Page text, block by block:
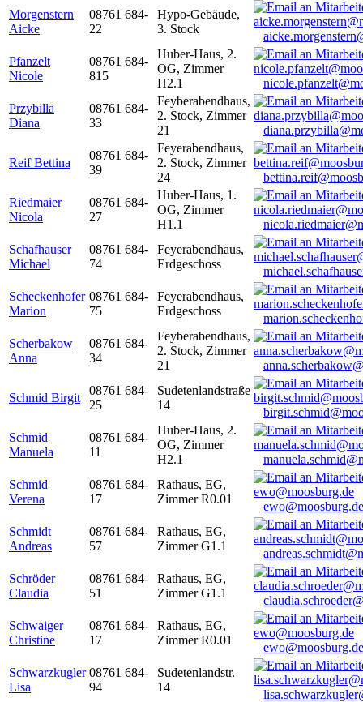
Morgenstern
Aicke
08761 684-
22
Hypo-Gebäude,
3. Stock
Pfanzelt
Nicole
08761 684-
815
Huber-Haus, 2.
OG, Zimmer
H2.1
Przybilla
Diana
08761 684-
33
Feyberabendhaus,
2. Stock, Zimmer
21
Reif Bettina
08761 684-
39
Feyerabendhaus,
2. Stock, Zimmer
24
Riedmaier
Nicola
08761 684-
27
Huber-Haus, 1.
OG, Zimmer
H1.1
Schafhauser
Michael
08761 684-
74
Feyerabendhaus,
Erdgeschoss
Scheckenhofer
Marion
08761 684-
75
Feyerabendhaus,
Erdgeschoss
Scherbakow
Anna
08761 684-
34
Feyberabendhaus,
2. Stock, Zimmer
21
Schmid Birgit
08761 684-
25
Sudetenlandstraße
14
Schmid
Manuela
08761 684-
11
Huber-Haus, 2.
OG, Zimmer
H2.1
Schmid
Verena
08761 684-
17
Rathaus, EG,
Zimmer R0.01
ewo@moosburg.de
Schmidt
Andreas
08761 684-
57
Rathaus, EG,
Zimmer G1.1
Schröder
Claudia
08761 684-
51
Rathaus, EG,
Zimmer G1.1
Schwaiger
Christine
08761 684-
17
Rathaus, EG,
Zimmer R0.01
ewo@moosburg.de
Schwarzkugler
Lisa
08761 684-
94
Sudetenlandstr.
14